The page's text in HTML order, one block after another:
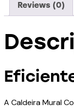
Reviews (0)
A Caldeira Mural